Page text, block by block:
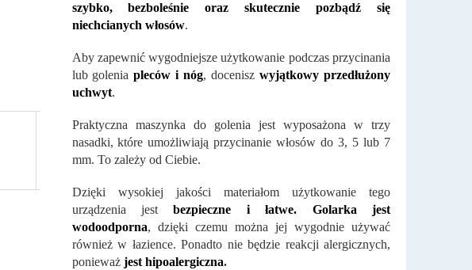
szybko, bezboleśnie oraz skutecznie pozbądź się
niechcianych włosów.
Aby zapewnić wygodniejsze użytkowanie podczas przycinania
lub goleniapleców i nóg, doceniszwyjątkowy przedłużony
uchwyt.
Praktyczna maszynka do golenia jest wyposażona w trzy
nasadki, które umożliwiają przycinanie włosów do 3, 5 lub 7
mm. To zależy od Ciebie.
Dzięki wysokiej jakości materiałom użytkowanie tego
urządzenia jestbezpieczne i łatwe. Golarka jest
wodoodporna, dzięki czemu można jej wygodnie używać
również w łazience. Ponadto nie będzie reakcji alergicznych,
ponieważ jest hipoalergiczna.